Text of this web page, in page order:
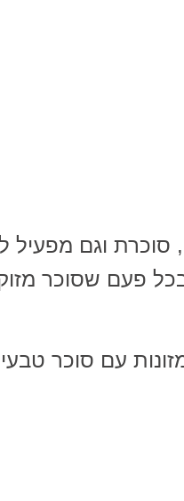
סוכרת וגם
פעם שסוכר
עם סוכר